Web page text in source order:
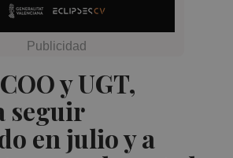
y UGT,
seguir
en julio y a